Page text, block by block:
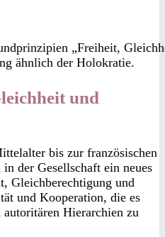
„Freiheit,
ähnlich der Holokratie.
und
bis zur französischen
der Gesellschaft ein neues
Gleichberechtigung und
und Kooperation, die es
Hierarchien zu